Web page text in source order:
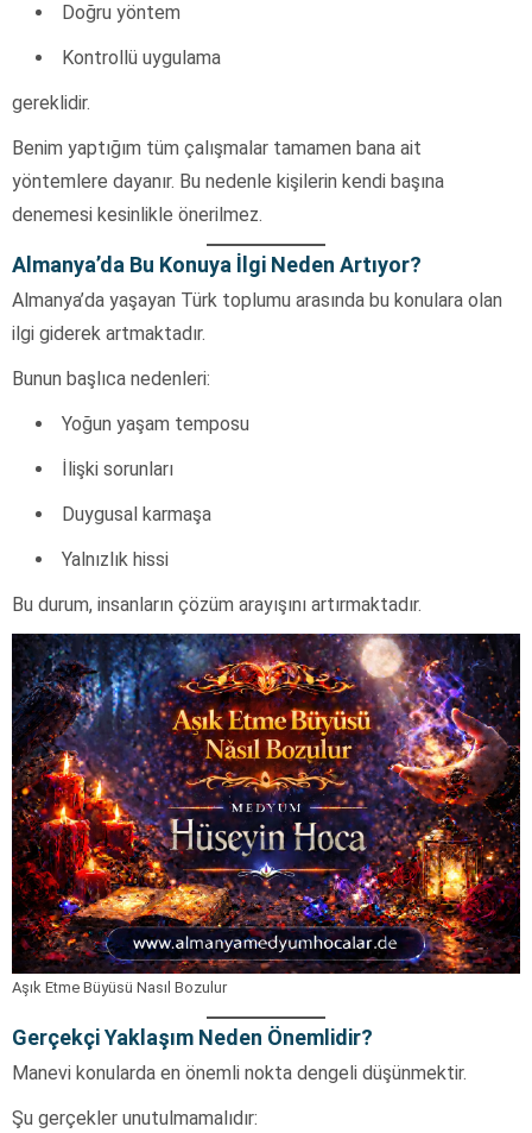
Doğru yöntem
Kontrollü uygulama
gereklidir.
Benim yaptığım tüm çalışmalar tamamen bana ait
yöntemlere dayanır. Bu nedenle kişilerin kendi başına
denemesi kesinlikle önerilmez.
Almanya’da Bu Konuya İlgi Neden Artıyor?
Almanya’da yaşayan Türk toplumu arasında bu konulara olan
ilgi giderek artmaktadır.
Bunun başlıca nedenleri:
Yoğun yaşam temposu
İlişki sorunları
Duygusal karmaşa
Yalnızlık hissi
Bu durum, insanların çözüm arayışını artırmaktadır.
Aşık Etme Büyüsü Nasıl Bozulur
Gerçekçi Yaklaşım Neden Önemlidir?
Manevi konularda en önemli nokta dengeli düşünmektir.
Şu gerçekler unutulmamalıdır: